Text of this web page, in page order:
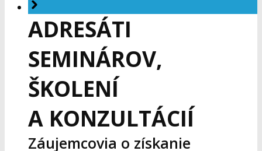
ADRESÁTI
SEMINÁROV,
ŠKOLENÍ
A KONZULTÁCIÍ
Záujemcovia o získanie